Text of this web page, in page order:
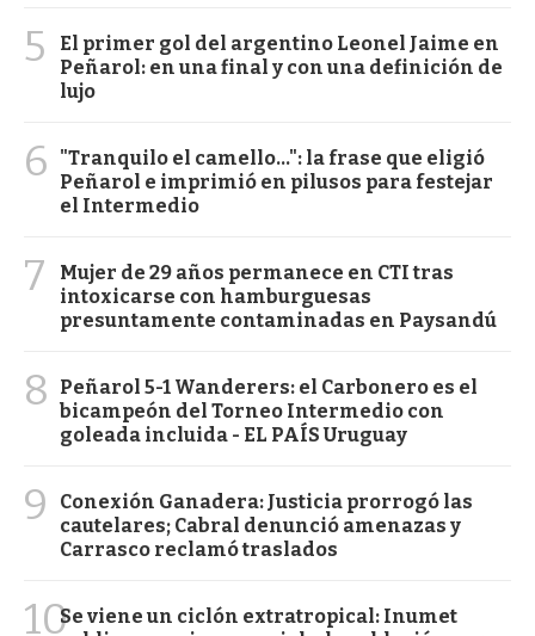
5
El primer gol del argentino Leonel Jaime en
Peñarol: en una final y con una definición de
lujo
6
"Tranquilo el camello...": la frase que eligió
Peñarol e imprimió en pilusos para festejar
el Intermedio
7
Mujer de 29 años permanece en CTI tras
intoxicarse con hamburguesas
presuntamente contaminadas en Paysandú
8
Peñarol 5-1 Wanderers: el Carbonero es el
bicampeón del Torneo Intermedio con
goleada incluida - EL PAÍS Uruguay
9
Conexión Ganadera: Justicia prorrogó las
cautelares; Cabral denunció amenazas y
Carrasco reclamó traslados
10Se viene un ciclón extratropical: Inumet